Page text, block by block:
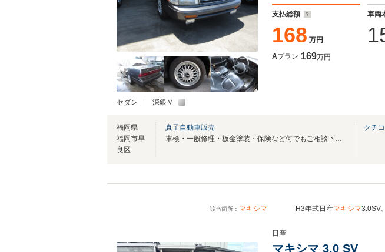
セダン 深銀Ｍ
支払総額
168 万円
車両
Aプラン 169万円
福岡県
福岡市早
良区
真子自動車販売
車検・一般修理・板金塗装・保険など何でもご相談下さい！
クチ
該当箇所： マキシマ H3年式日産マキシマ3.0SV
日産
マキシマ 3.0 SV